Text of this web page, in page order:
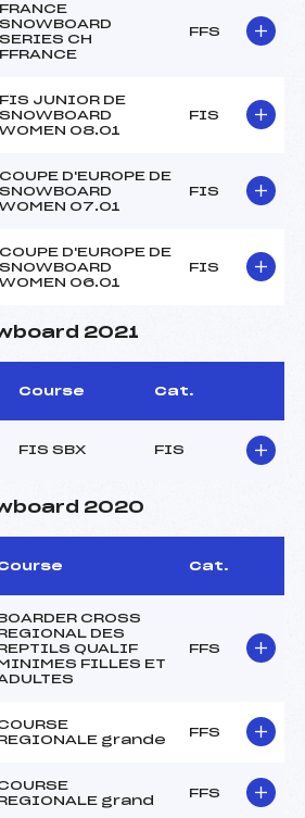
FRANCE
SNOWBOARD
SERIES CH
FFRANCE
FFS
FIS JUNIOR DE
SNOWBOARD
WOMEN 08.01
FIS
COUPE D'EUROPE DE
SNOWBOARD
WOMEN 07.01
FIS
COUPE D'EUROPE DE
SNOWBOARD
WOMEN 06.01
FIS
2021
Course Cat.
FIS SBX FIS
2020
Cat.
CROSS
DES
QUALIF
FILLES ET
FFS
grande
FFS
grand
FFS